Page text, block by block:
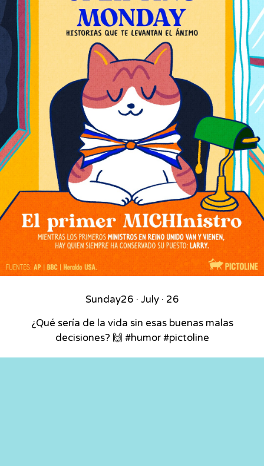
Sunday26 · July · 26
¿Qué sería de la vida sin esas buenas malas
decisiones? 🙌 #humor #pictoline